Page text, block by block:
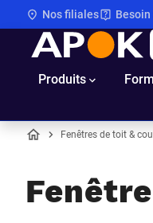
Nos filiales Besoin
Produits
Fenêtres de toit &